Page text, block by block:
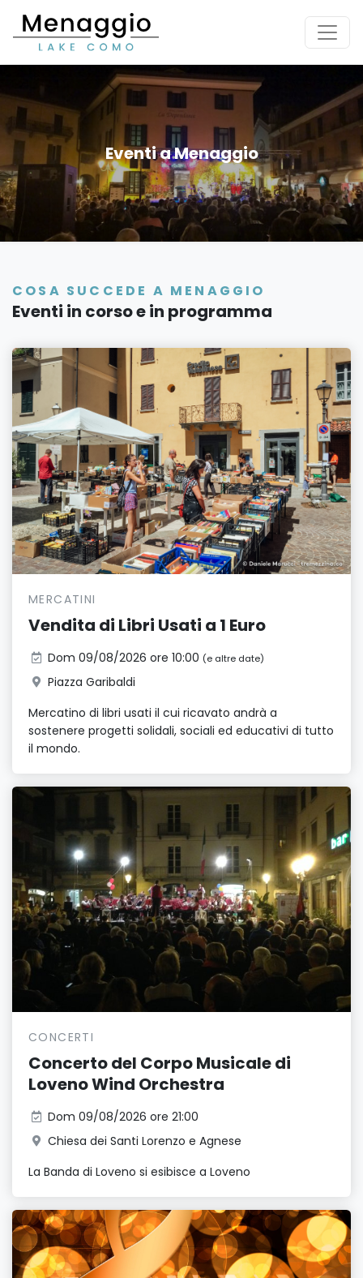
[Vai al contenuto principale]
Eventi a Menaggio
Eventi in corso e in programma
COSA SUCCEDE A MENAGGIO
MERCATINI
Vendita di Libri Usati a 1 Euro
Dom 09/08/2026 ore 10:00 (e altre date)
Piazza Garibaldi
Mercatino di libri usati il cui ricavato andrà a
sostenere progetti solidali, sociali ed educativi di tutto
il mondo.
CONCERTI
Concerto del Corpo Musicale di
Loveno Wind Orchestra
Dom 09/08/2026 ore 21:00
Chiesa dei Santi Lorenzo e Agnese
La Banda di Loveno si esibisce a Loveno